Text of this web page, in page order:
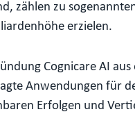
zählen zu
erzielen.
Cognicare AI
Anwendungen für
Erfolgen und